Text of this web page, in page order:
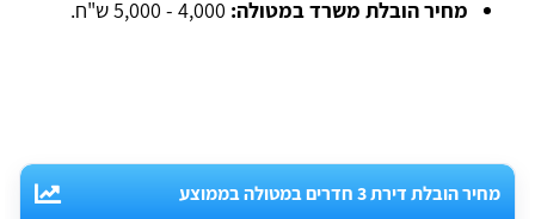
מחיר הובלת משרד במטולה: 4,000 - 5,000 ש"ח.
מחיר הובלת דירת 3 חדרים במטולה בממוצע